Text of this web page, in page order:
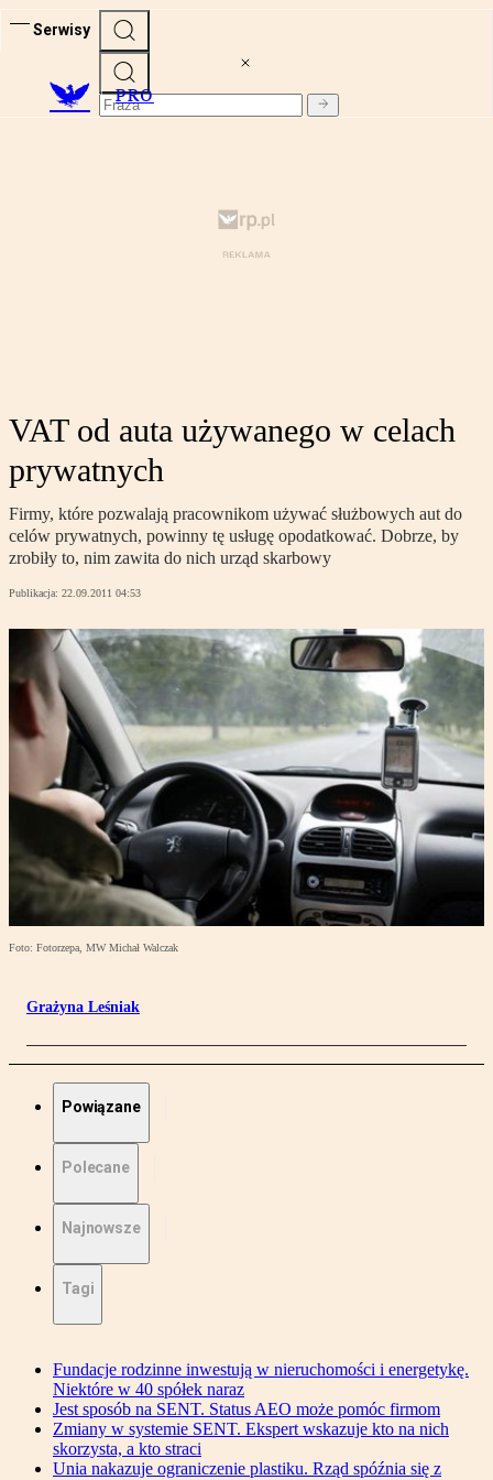
Serwisy
PRO
VAT od auta używanego w celach
prywatnych
Firmy, które pozwalają pracownikom używać służbowych aut do
celów prywatnych, powinny tę usługę opodatkować. Dobrze, by
zrobiły to, nim zawita do nich urząd skarbowy
Publikacja: 22.09.2011 04:53
Foto: Fotorzepa, MW Michał Walczak
Grażyna Leśniak
Powiązane
Polecane
Najnowsze
Tagi
Fundacje rodzinne inwestują w nieruchomości i energetykę.
Niektóre w 40 spółek naraz
Jest sposób na SENT. Status AEO może pomóc firmom
Zmiany w systemie SENT. Ekspert wskazuje kto na nich
skorzysta, a kto straci
Unia nakazuje ograniczenie plastiku. Rząd spóźnia się z